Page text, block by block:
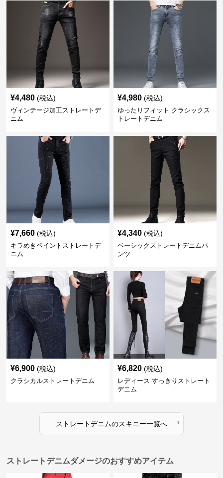
¥4,480 (税込)
ヴィンテージ加工ストレートデ
ニム
¥4,980 (税込)
ゆったりフィット クラシックス
トレートデニム
¥7,660 (税込)
キラめきペイントストレートデ
ニム
¥4,340 (税込)
ベーシックストレートデニムパ
ンツ
¥6,900 (税込)
クラシカルストレートデニム
¥6,820 (税込)
レディース すっきりストレート
デニム
ストレートデニムのスキニー一覧へ ›
ストレートデニムダメージのおすすめアイテム